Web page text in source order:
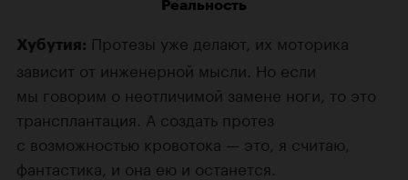
Реальность
Хубутия: Протезы уже делают, их моторика
зависит от инженерной мысли. Но если
мы говорим о неотличимой замене ноги, то это
трансплантация. А создать протез
с возможностью кровотока — это, я считаю,
фантастика, и она ею и останется.